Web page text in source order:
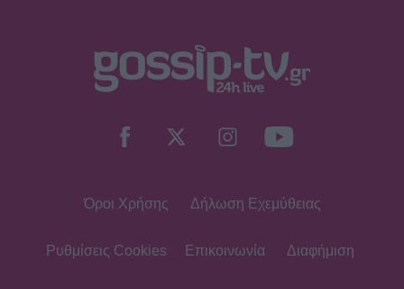
Χριστίνα Τσάφου: «Γερνάω, αλλά
μίσος στον απόλυτο έρωτα
Όροι Χρήσης Δήλωση Εχεμύθειας
Ρυθμίσεις Cookies Επικοινωνία Διαφήμιση